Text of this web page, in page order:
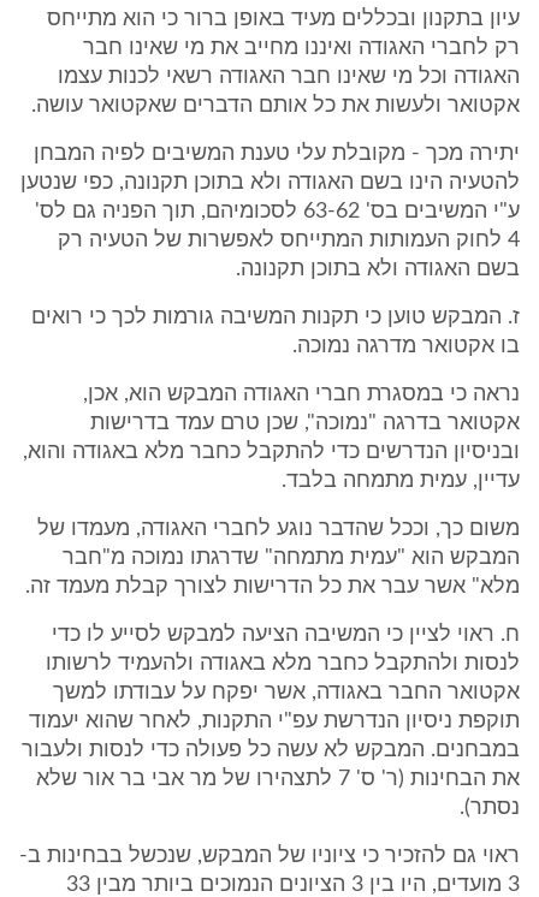
עיון בתקנון ובכללים מעיד באופן ברור כי הוא מתייחס
רק לחברי האגודה ואיננו מחייב את מי שאינו חבר
האגודה וכל מי שאינו חבר האגודה רשאי לכנות עצמו
אקטואר ולעשות את כל אותם הדברים שאקטואר עושה.
יתירה מכך - מקובלת עלי טענת המשיבים לפיה המבחן
להטעיה הינו בשם האגודה ולא בתוכן תקנונה, כפי שנטען
ע"י המשיבים בס' 63-62 לסכומיהם, תוך הפניה גם לס'
4 לחוק העמותות המתייחס לאפשרות של הטעיה רק
בשם האגודה ולא בתוכן תקנונה.
ז. המבקש טוען כי תקנות המשיבה גורמות לכך כי רואים
בו אקטואר מדרגה נמוכה.
נראה כי במסגרת חברי האגודה המבקש הוא, אכן,
אקטואר בדרגה "נמוכה", שכן טרם עמד בדרישות
ובניסיון הנדרשים כדי להתקבל כחבר מלא באגודה והוא,
עדיין, עמית מתמחה בלבד.
משום כך, וככל שהדבר נוגע לחברי האגודה, מעמדו של
המבקש הוא "עמית מתמחה" שדרגתו נמוכה מ"חבר
מלא" אשר עבר את כל הדרישות לצורך קבלת מעמד זה.
ח. ראוי לציין כי המשיבה הציעה למבקש לסייע לו כדי
לנסות ולהתקבל כחבר מלא באגודה ולהעמיד לרשותו
אקטואר החבר באגודה, אשר יפקח על עבודתו למשך
תוקפת ניסיון הנדרשת עפ"י התקנות, לאחר שהוא יעמוד
במבחנים. המבקש לא עשה כל פעולה כדי לנסות ולעבור
את הבחינות (ר' ס' 7 לתצהירו של מר אבי בר אור שלא
נסתר).
ראוי גם להזכיר כי ציוניו של המבקש, שנכשל בבחינות ב-
3 מועדים, היו בין 3 הציונים הנמוכים ביותר מבין 33